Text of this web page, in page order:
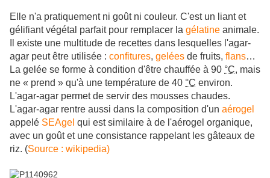
Elle n'a pratiquement ni goût ni couleur. C'est un liant et
gélifiant végétal parfait pour remplacer la gélatine animale.
Il existe une multitude de recettes dans lesquelles l'agar-
agar peut être utilisée : confitures, gelées de fruits, flans…
La gelée se forme à condition d'être chauffée à 90 °C, mais
ne « prend » qu'à une température de 40 °C environ.
L'agar-agar permet de servir des mousses chaudes.
L'agar-agar rentre aussi dans la composition d'un aérogel
appelé SEAgel qui est similaire à de l'aérogel organique,
avec un goût et une consistance rappelant les gâteaux de
riz. (Source : wikipedia)